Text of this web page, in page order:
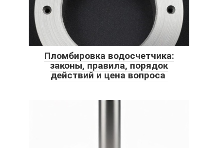
Пломбировка водосчетчика:
законы, правила, порядок
действий и цена вопроса